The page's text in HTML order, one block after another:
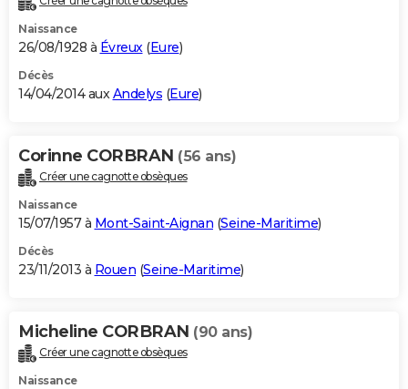
Naissance
26/08/1928 à Évreux(Eure)
Décès
14/04/2014 auxAndelys (Eure)
Corinne CORBRAN (56 ans)
Créer une cagnotte obsèques
Naissance
15/07/1957 à Mont-Saint-Aignan (Seine-Maritime)
Décès
23/11/2013 à Rouen (Seine-Maritime)
Micheline CORBRAN (90 ans)
Créer une cagnotte obsèques
Naissance